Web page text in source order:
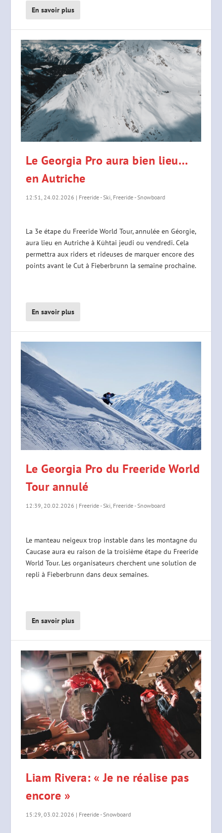
En savoir plus
Le Georgia Pro aura bien lieu…
en Autriche
12:51, 24.02.2026 | Freeride - Ski Freeride - Snowboard
La 3e étape du Freeride World Tour, annulée en Géorgie,
aura lieu en Autriche à Kühtai jeudi ou vendredi. Cela
permettra aux riders et rideuses de marquer encore des
points avant le Cut à Fieberbrunn la semaine prochaine.
En savoir plus
Le Georgia Pro du Freeride World
Tour annulé
12:39, 20.02.2026 | Freeride - Ski, Freeride - Snowboard
Le manteau neigeux trop instable dans les montagne du
Caucase aura eu raison de la troisième étape du Freeride
World Tour. Les organisateurs cherchent une solution de
repli à Fieberbrunn dans deux semaines.
En savoir plus
Liam Rivera: « Je ne réalise pas
encore »
15:29, 03.02.2026 | Freeride - Snowboard